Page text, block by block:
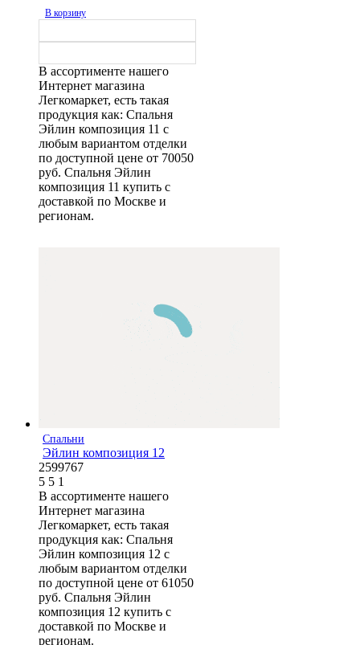
В корзину
В ассортименте нашего
Интернет магазина
Легкомаркет, есть такая
продукция как: Спальня
Эйлин композиция 11 с
любым вариантом отделки
по доступной цене от 70050
руб. Спальня Эйлин
композиция 11 купить с
доставкой по Москве и
регионам.
Спальни
Эйлин композиция 12
2599767
5 5 1
В ассортименте нашего
Интернет магазина
Легкомаркет, есть такая
продукция как: Спальня
Эйлин композиция 12 с
любым вариантом отделки
по доступной цене от 61050
руб. Спальня Эйлин
композиция 12 купить с
доставкой по Москве и
регионам.